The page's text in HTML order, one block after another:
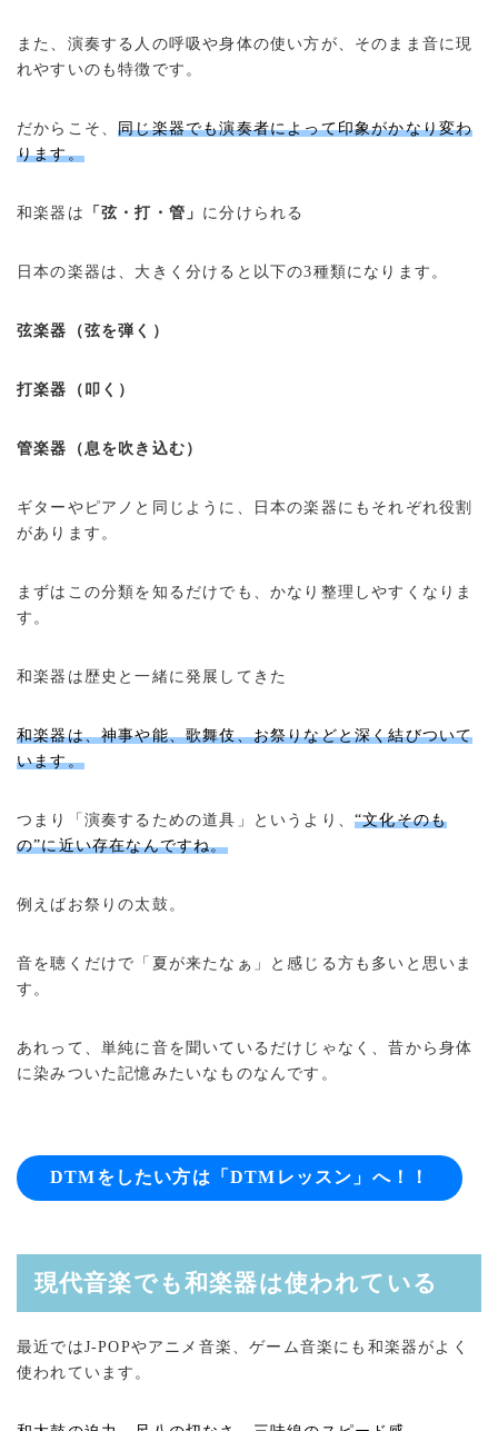
また、演奏する人の呼吸や身体の使い方が、そのまま音に現
れやすいのも特徴です。
だからこそ、同じ楽器でも演奏者によって印象がかなり変わ
ります。
和楽器は 「弦・打・管」 に分けられる
日本の楽器は、大きく分けると以下の3種類になります。
弦楽器（弦を弾く）
打楽器（叩く）
管楽器（息を吹き込む）
ギターやピアノと同じように、日本の楽器にもそれぞれ役割
があります。
まずはこの分類を知るだけでも、かなり整理しやすくなりま
す。
和楽器は歴史と一緒に発展してきた
和楽器は、神事や能、歌舞伎、お祭りなどと深く結びついて
います。
つまり「演奏するための道具」というより、 “文化そのも
の”に近い存在なんですね。
例えばお祭りの太鼓。
音を聴くだけで「夏が来たなぁ」と感じる方も多いと思いま
す。
あれって、単純に音を聞いているだけじゃなく、昔から身体
に染みついた記憶みたいなものなんです。
DTMをしたい方は「DTMレッスン」へ！！
現代音楽でも和楽器は使われている
最近ではJ-POPやアニメ音楽、ゲーム音楽にも和楽器がよく
使われています。